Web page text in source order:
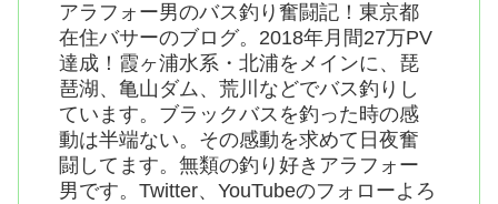
アラフォー男のバス釣り奮闘記！東京都
在住バサーのブログ。2018年月間27万PV
達成！霞ヶ浦水系・北浦をメインに、琵
琶湖、亀山ダム、荒川などでバス釣りし
ています。ブラックバスを釣った時の感
動は半端ない。その感動を求めて日夜奮
闘してます。無類の釣り好きアラフォー
男です。Twitter、YouTubeのフォローよろ